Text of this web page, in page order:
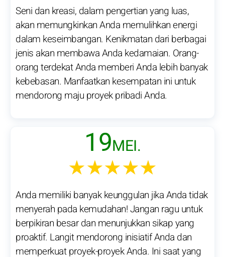
Seni dan kreasi, dalam pengertian yang luas,
akan memungkinkan Anda memulihkan energi
dalam keseimbangan. Kenikmatan dari berbagai
jenis akan membawa Anda kedamaian. Orang-
orang terdekat Anda memberi Anda lebih banyak
kebebasan. Manfaatkan kesempatan ini untuk
mendorong maju proyek pribadi Anda.
19MEI.
★★★★★
Anda memiliki banyak keunggulan jika Anda tidak
menyerah pada kemudahan! Jangan ragu untuk
berpikiran besar dan menunjukkan sikap yang
proaktif. Langit mendorong inisiatif Anda dan
memperkuat proyek-proyek Anda. Ini saat yang